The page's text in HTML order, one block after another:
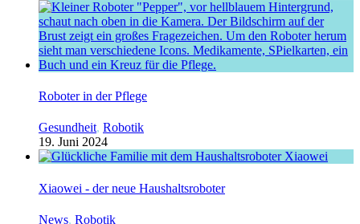
Roboter in der Pflege
Gesundheit, Robotik
19. Juni 2024
Xiaowei - der neue Haushaltsroboter
News, Robotik